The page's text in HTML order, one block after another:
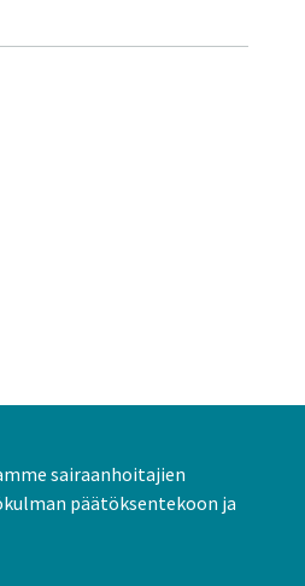
sairaanhoitajien
päätöksentekoon ja